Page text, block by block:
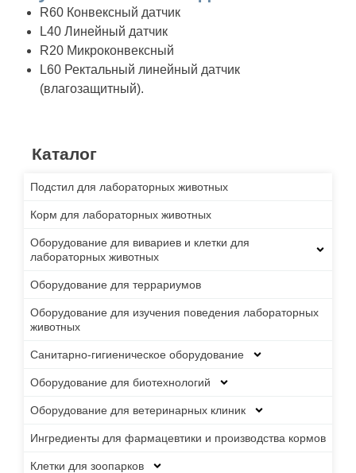
Каталог
Подстил для лабораторных животных
Корм для лабораторных животных
Оборудование для вивариев и клетки для
лабораторных животных
Оборудование для террариумов
Оборудование для изучения поведения лабораторных
животных
Санитарно-гигиеническое оборудование
Оборудование для биотехнологий
Оборудование для ветеринарных клиник
Ингредиенты для фармацевтики и производства кормов
Клетки для зоопарков
R60 Конвексный датчик
L40 Линейный датчик
R20 Микроконвексный
L60 Ректальный линейный датчик
(влагозащитный).